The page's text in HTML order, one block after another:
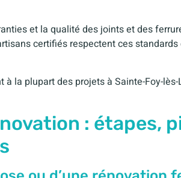
et la qualité des joints et des
certifiés respectent ces
à la plupart des projets à Sainte-Foy-
: étapes,